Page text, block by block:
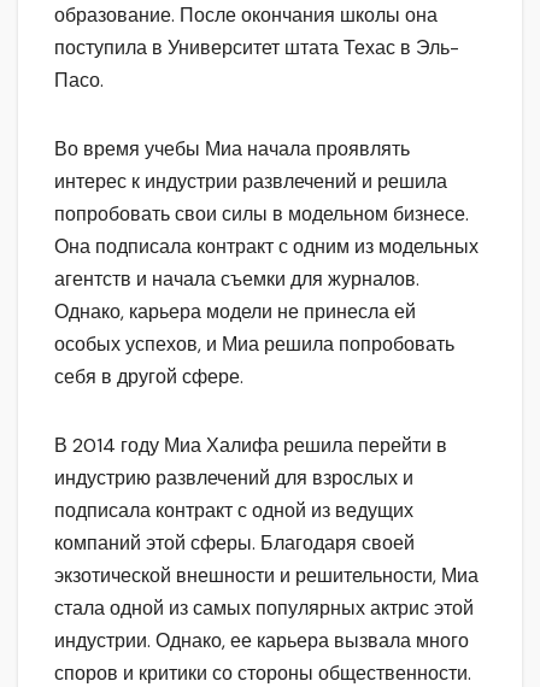
образование. После окончания школы она
поступила в Университет штата Техас в Эль-
Пасо.
Во время учебы Миа начала проявлять
интерес к индустрии развлечений и решила
попробовать свои силы в модельном бизнесе.
Она подписала контракт с одним из модельных
агентств и начала съемки для журналов.
Однако, карьера модели не принесла ей
особых успехов, и Миа решила попробовать
себя в другой сфере.
В 2014 году Миа Халифа решила перейти в
индустрию развлечений для взрослых и
подписала контракт с одной из ведущих
компаний этой сферы. Благодаря своей
экзотической внешности и решительности, Миа
стала одной из самых популярных актрис этой
индустрии. Однако, ее карьера вызвала много
споров и критики со стороны общественности.